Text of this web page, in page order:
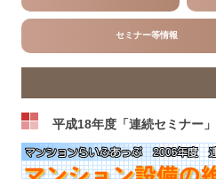
セミナー等情報
平成18年度「連続セミナー